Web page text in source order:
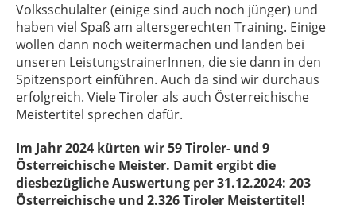
Volksschulalter (einige sind auch noch jünger) und
haben viel Spaß am altersgerechten Training. Einige
wollen dann noch weitermachen und landen bei
unseren LeistungstrainerInnen, die sie dann in den
Spitzensport einführen. Auch da sind wir durchaus
erfolgreich. Viele Tiroler als auch Österreichische
Meistertitel sprechen dafür.
Im Jahr 2024 kürten wir 59 Tiroler- und 9
Österreichische Meister. Damit ergibt die
diesbezügliche Auswertung per 31.12.2024: 203
Österreichische und 2.326 Tiroler Meistertitel!